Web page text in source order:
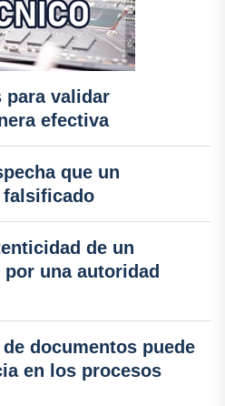
para validar
efectiva
que un
falsificado
de un
una autoridad
documentos puede
en los procesos